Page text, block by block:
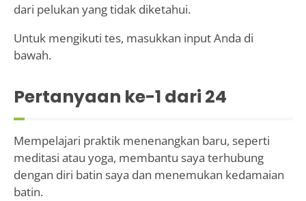
dari pelukan yang tidak diketahui.
Untuk mengikuti tes, masukkan input Anda di
bawah.
Pertanyaan ke-1 dari 24
Mempelajari praktik menenangkan baru, seperti
meditasi atau yoga, membantu saya terhubung
dengan diri batin saya dan menemukan kedamaian
batin.